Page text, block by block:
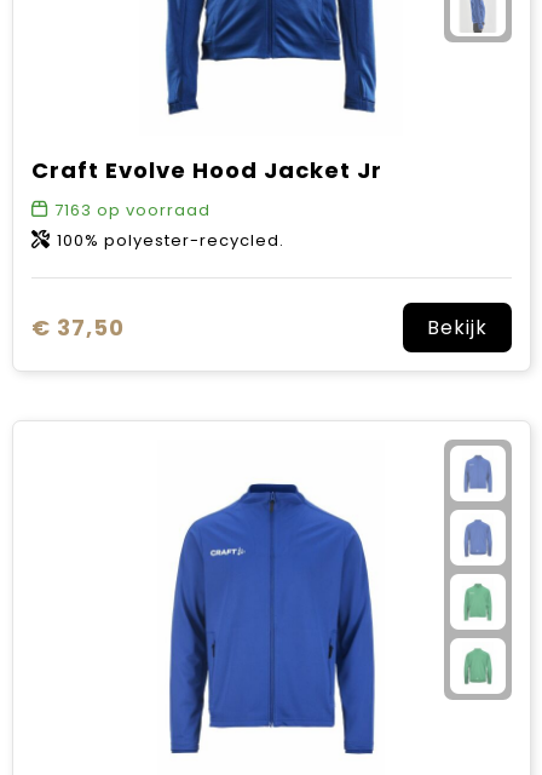
Craft Evolve Hood Jacket Jr
7163 op voorraad
100% polyester-recycled.
€ 37,50 Bekijk